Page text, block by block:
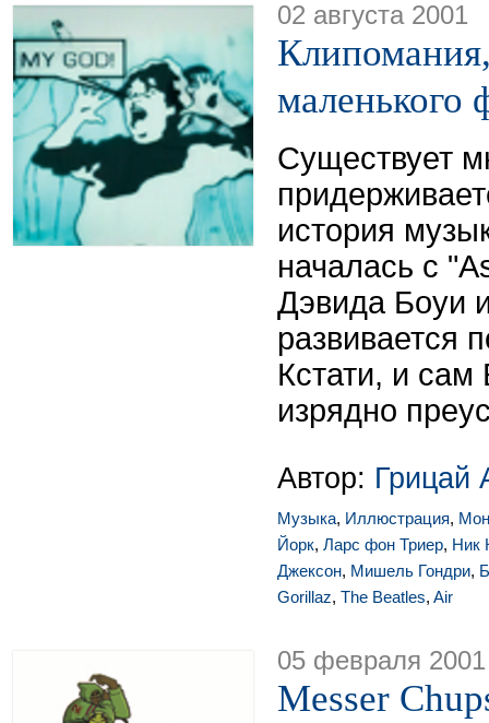
02 августа 2001
маленького
Существует
история
началась с
Дэвида Боуи
развивается
Кстати, и
изрядно
Автор: Грицай
Музыка, Иллюстрация,
Йорк, Ларс фон Триер, Ник
Джексон, Мишель Гондри,
Gorillaz, The Beatles, Air
05 февраля 2001
Messer